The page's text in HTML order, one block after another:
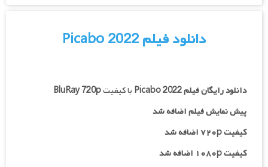
دانلود فیلم Picabo 2022
دانلود رایگان فیلمPicabo 2022 با کیفیتBluRay 720p
پیش نمایش فیلم اضافه شد
کیفیت ۷۲۰p اضافه شد
کیفیت ۱۰۸۰p اضافه شد